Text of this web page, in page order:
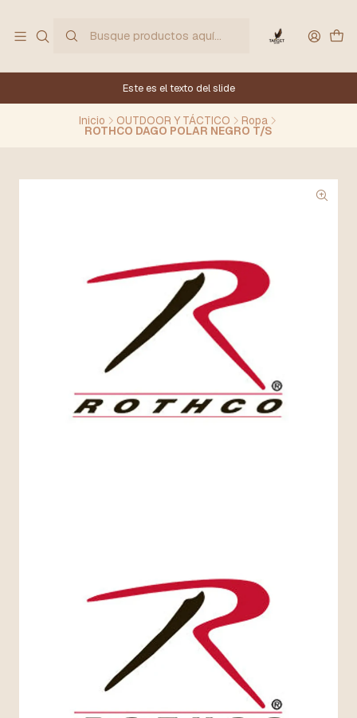
Este es el texto del slide
Inicio OUTDOOR Y TÁCTICO Ropa
ROTHCO DAGO POLAR NEGRO T/S